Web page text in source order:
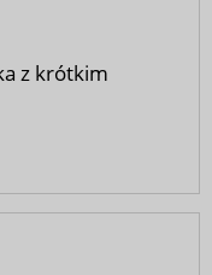
z krótkim